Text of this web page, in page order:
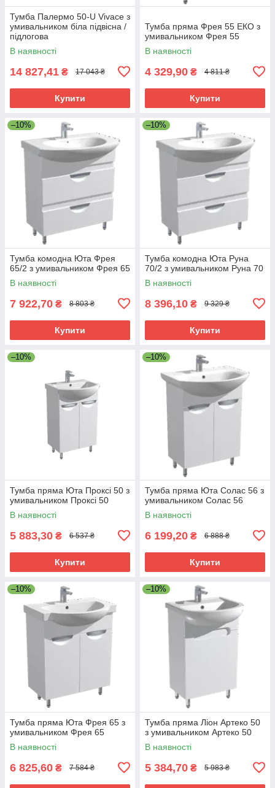
Тумба Палермо 50-U Vivace з
умивальником біла підвісна /
підлогова
В наявності
14 827,41 ₴ 17 043 ₴
Купити
Тумба пряма Фрея 55 ЕКО з
умивальником Фрея 55
В наявності
4 329,90 ₴ 4 811 ₴
Купити
–10%
Тумба комодна Юта Фрея
65/2 з умивальником Фрея 65
В наявності
7 922,70 ₴ 8 803 ₴
Купити
–10%
Тумба комодна Юта Руна
70/2 з умивальником Руна 70
В наявності
8 396,10 ₴ 9 329 ₴
Купити
–10%
Тумба пряма Юта Проксі 50 з
умивальником Проксі 50
В наявності
5 883,30 ₴ 6 537 ₴
Купити
–10%
Тумба пряма Юта Солас 56 з
умивальником Солас 56
В наявності
6 199,20 ₴ 6 888 ₴
Купити
–10%
Тумба пряма Юта Фрея 65 з
умивальником Фрея 65
В наявності
6 825,60 ₴ 7 584 ₴
–10%
Тумба пряма Ліон Артеко 50
з умивальником Артеко 50
В наявності
5 384,70 ₴ 5 983 ₴